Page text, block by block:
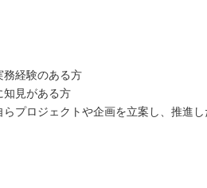
務経験のある方
知見がある方
らプロジェクトや企画を立案し、推進し